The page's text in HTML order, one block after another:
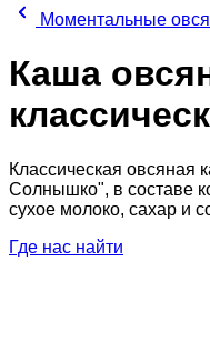
Моментальные
Каша
Классическая овсяная
Солнышко", в составе
сухое молоко, сахар и
Где нас найти